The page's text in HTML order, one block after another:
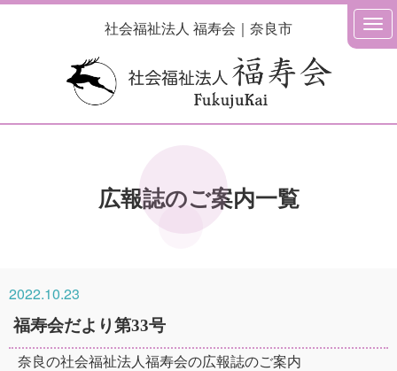
社会福祉法人 福寿会｜奈良市
広報誌のご案内一覧
2022.10.23
福寿会だより第33号
奈良の社会福祉法人福寿会の広報誌のご案内